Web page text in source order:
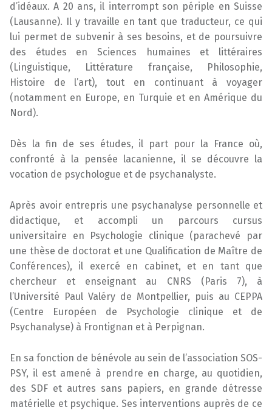
d’idéaux. A 20 ans, il interrompt son périple en Suisse
(Lausanne). Il y travaille en tant que traducteur, ce qui
lui permet de subvenir à ses besoins, et de poursuivre
des études en Sciences humaines et littéraires
(Linguistique, Littérature française, Philosophie,
Histoire de l’art), tout en continuant à voyager
(notamment en Europe, en Turquie et en Amérique du
Nord).
Dès la fin de ses études, il part pour la France où,
confronté à la pensée lacanienne, il se découvre la
vocation de psychologue et de psychanalyste.
Après avoir entrepris une psychanalyse personnelle et
didactique, et accompli un parcours cursus
universitaire en Psychologie clinique (parachevé par
une thèse de doctorat et une Qualification de Maître de
Conférences), il exercé en cabinet, et en tant que
chercheur et enseignant au CNRS (Paris 7), à
l’Université Paul Valéry de Montpellier, puis au CEPPA
(Centre Européen de Psychologie clinique et de
Psychanalyse) à Frontignan et à Perpignan.
En sa fonction de bénévole au sein de l’association SOS-
PSY, il est amené à prendre en charge, au quotidien,
des SDF et autres sans papiers, en grande détresse
matérielle et psychique. Ses interventions auprès de ce